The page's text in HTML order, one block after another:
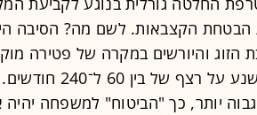
הבטחת הקצבאות. לשם מה? הסיבה
הזוג והיורשים במקרה של פטירה
על בחירת מספר חודשים
יותר, כך "הביטוח" למשפחה יהיה